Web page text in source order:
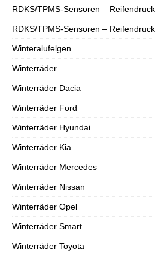
RDKS/TPMS-Sensoren –
RDKS/TPMS-Sensoren –
Winteralufelgen
Winterräder
Winterräder Dacia
Winterräder Ford
Winterräder Hyundai
Winterräder Kia
Winterräder Mercedes
Winterräder Nissan
Winterräder Opel
Winterräder Smart
Winterräder Toyota